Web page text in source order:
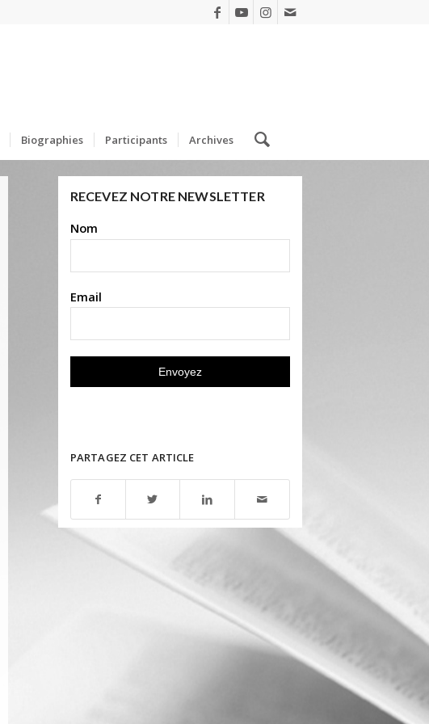
Biographies Participants Archives
RECEVEZ NOTRE NEWSLETTER
Nom
Email
PARTAGEZ CET ARTICLE